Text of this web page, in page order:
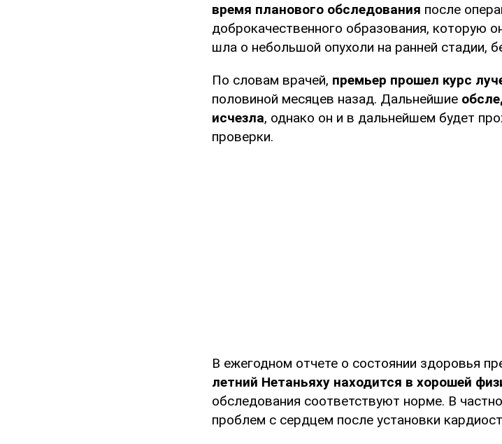
время планового обследования после
доброкачественного образования, которую
шла о небольшой опухоли на ранней стадии,
По словам врачей, премьер прошел курс
половиной месяцев назад. Дальнейшие
исчезла, однако он и в дальнейшем будет
проверки.
В ежегодном отчете о состоянии здоровья
летний Нетаньяху находится в хорошей
обследования соответствуют норме. В
проблем с сердцем после установки